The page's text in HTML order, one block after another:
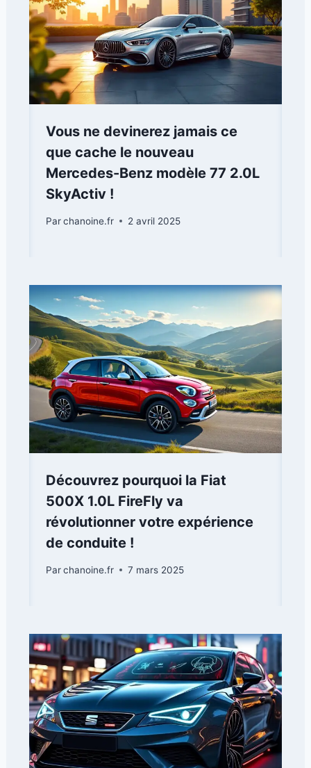
Vous ne devinerez jamais ce
que cache le nouveau
Mercedes-Benz modèle 77 2.0L
SkyActiv !
Parchanoine.fr 2 avril 2025
Découvrez pourquoi la Fiat
500X 1.0L FireFly va
révolutionner votre expérience
de conduite !
Parchanoine.fr 7 mars 2025